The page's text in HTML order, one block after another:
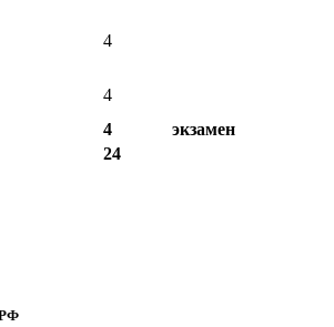
4
4
4
экзамен
24
РФ